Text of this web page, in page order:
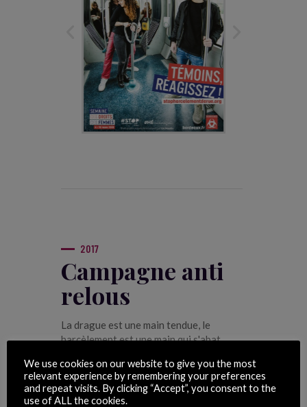
2017
Campagne anti
relous
La drague est une main tendue, le
harcèlement est une main qui s'abat.
We use cookies on our website to give you the most
relevant experience by remembering your preferences
and repeat visits. By clicking “Accept”, you consent to the
use of ALL the cookies.